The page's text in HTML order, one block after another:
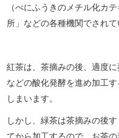
（べにふうきのメチル化カ
所」などの各種機関でされて
紅茶は、茶摘みの後、適度
などの酸化発酵を進め加工
しまいます。
しかし、緑茶は茶摘みの後
てから加工するので、お茶